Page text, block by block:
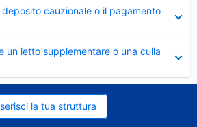
deposito cauzionale o il pagamento
un letto supplementare o una culla
la tua struttura